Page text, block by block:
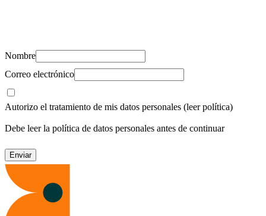
Nombre
Correo electrónico
Autorizo el tratamiento de mis datos personales (leer política)
Debe leer la política de datos personales antes de continuar